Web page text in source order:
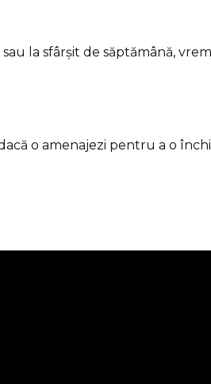
la sfârșit de săptămână,
o amenajezi pentru a o